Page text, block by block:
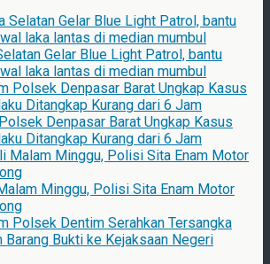
Gelar Blue Light Patrol, bantu
laka lantas di median mumbul
Denpasar Barat Ungkap Kasus
Ditangkap Kurang dari 6 Jam
Minggu, Polisi Sita Enam Motor